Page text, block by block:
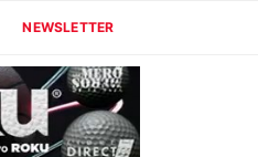
NEWSLETTER